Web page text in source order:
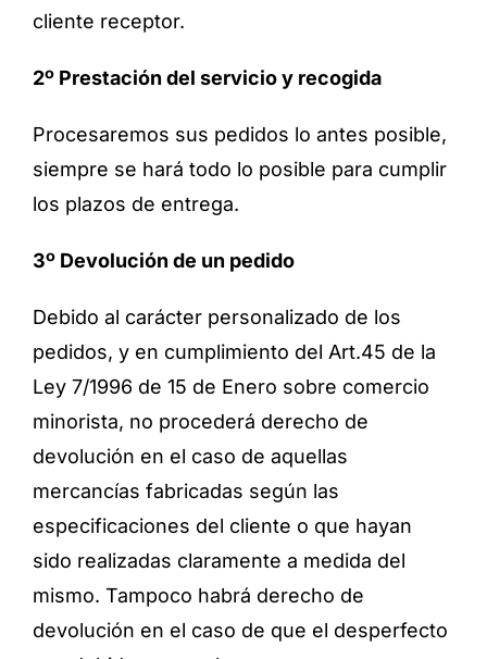
cliente receptor.
2º Prestación del servicio y recogida
Procesaremos sus pedidos lo antes posible,
siempre se hará todo lo posible para cumplir
los plazos de entrega.
3º Devolución de un pedido
Debido al carácter personalizado de los
pedidos, y en cumplimiento del Art.45 de la
Ley 7/1996 de 15 de Enero sobre comercio
minorista, no procederá derecho de
devolución en el caso de aquellas
mercancías fabricadas según las
especificaciones del cliente o que hayan
sido realizadas claramente a medida del
mismo. Tampoco habrá derecho de
devolución en el caso de que el desperfecto